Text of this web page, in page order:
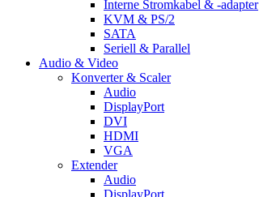
Interne Stromkabel & -adapter
KVM & PS/2
SATA
Seriell & Parallel
Audio & Video
Konverter & Scaler
Audio
DisplayPort
DVI
HDMI
VGA
Extender
Audio
DisplayPort